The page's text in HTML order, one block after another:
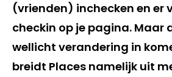
(vrienden) inchecken en er
checkin op je pagina. Maar
wellicht verandering in
breidt Places namelijk uit